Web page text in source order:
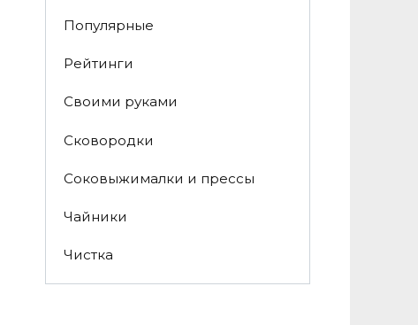
Популярные
Рейтинги
Своими руками
Сковородки
Соковыжималки и прессы
Чайники
Чистка